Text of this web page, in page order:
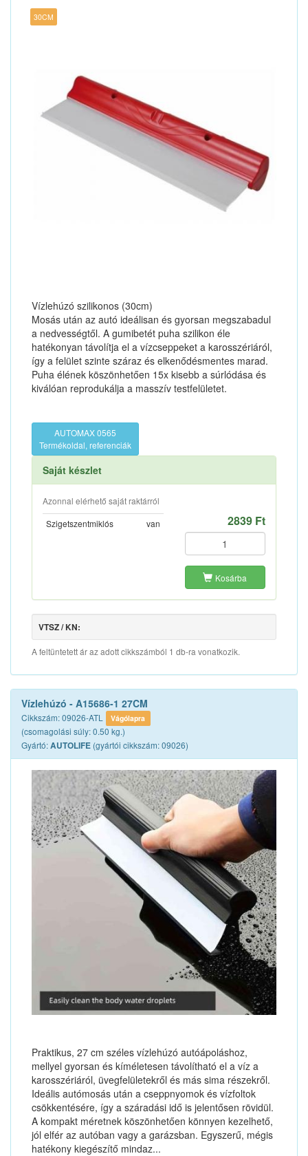
30CM
Vízlehúzó szilikonos (30cm)
Mosás után az autó ideálisan és gyorsan megszabadul
a nedvességtől. A gumibetét puha szilikon éle
hatékonyan távolítja el a vízcseppeket a karosszériáról,
így a felület szinte száraz és elkenődésmentes marad.
Puha élének köszönhetően 15x kisebb a súrlódása és
kiválóan reprodukálja a masszív testfelületet.
AUTOMAX 0565
Termékoldal, referenciák
Saját készlet
Azonnal elérhető saját raktárról
Szigetszentmiklós
van 2839 Ft
Kosárba
VTSZ / KN:
A feltüntetett ár az adott cikkszámból 1 db-ra vonatkozik.
Vízlehúzó - A15686-1 27CM
Cikkszám: 09026-ATL Vágólapra
(csomagolási súly: 0.50 kg.)
Gyártó:AUTOLIFE (gyártói cikkszám: 09026)
Praktikus, 27 cm széles vízlehúzó autóápoláshoz,
mellyel gyorsan és kíméletesen távolítható el a víz a
karosszériáról, üvegfelületekről és más sima részekről.
Ideális autómosás után a cseppnyomok és vízfoltok
csökkentésére, így a száradási idő is jelentősen rövidül.
A kompakt méretnek köszönhetően könnyen kezelhető,
jól elfér az autóban vagy a garázsban. Egyszerű, mégis
hatékony kiegészítő mindaz...